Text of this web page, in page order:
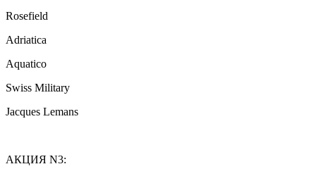
Rosefield
Adriatica
Aquatico
Swiss Military
Jacques Lemans
АКЦИЯ N3: